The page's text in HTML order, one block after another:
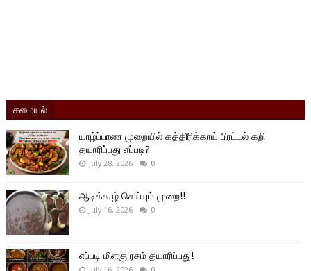
சமையல்
யாழ்ப்பாண முறையில் கத்திரிக்காய் பிரட்டல் கறி
தயாரிப்பது எப்படி?
July 28, 2026 0
ஆடிக்கூழ் செய்யும் முறை!!
July 16, 2026 0
எப்படி மிளகு ரசம் தயாரிப்பது!